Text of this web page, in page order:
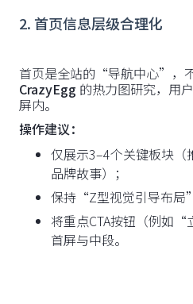
2. 首页信息层级合理化
首页是全站的“导航中心”，
CrazyEgg 的热力图研究，用
屏内。
操作建议：
仅展示3–4个关键板块（
品牌故事）；
保持“Z型视觉引导布局
将重点CTA按钮（例如
首屏与中段。